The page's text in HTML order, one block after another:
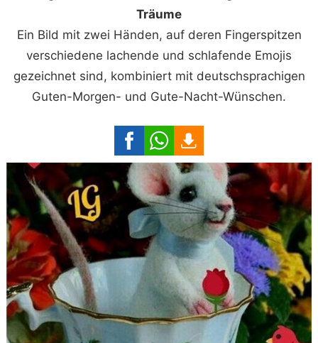
Träume
Ein Bild mit zwei Händen, auf deren Fingerspitzen
verschiedene lachende und schlafende Emojis
gezeichnet sind, kombiniert mit deutschsprachigen
Guten-Morgen- und Gute-Nacht-Wünschen.